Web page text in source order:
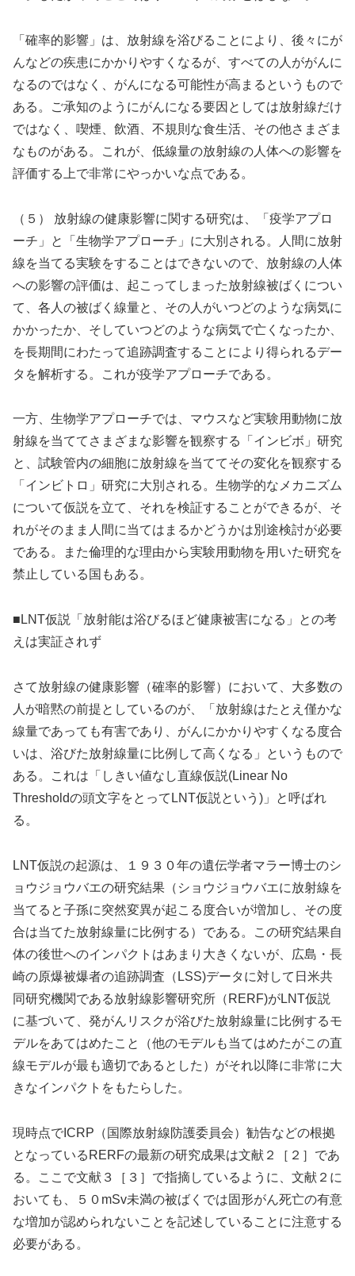
「確率的影響」は、放射線を浴びることにより、後々にが
んなどの疾患にかかりやすくなるが、すべての人ががんに
なるのではなく、がんになる可能性が高まるというもので
ある。ご承知のようにがんになる要因としては放射線だけ
ではなく、喫煙、飲酒、不規則な食生活、その他さまざま
なものがある。これが、低線量の放射線の人体への影響を
評価する上で非常にやっかいな点である。
（５） 放射線の健康影響に関する研究は、「疫学アプロ
ーチ」と「生物学アプローチ」に大別される。人間に放射
線を当てる実験をすることはできないので、放射線の人体
への影響の評価は、起こってしまった放射線被ばくについ
て、各人の被ばく線量と、その人がいつどのような病気に
かかったか、そしていつどのような病気で亡くなったか、
を長期間にわたって追跡調査することにより得られるデー
タを解析する。これが疫学アプローチである。
一方、生物学アプローチでは、マウスなど実験用動物に放
射線を当ててさまざまな影響を観察する「インビボ」研究
と、試験管内の細胞に放射線を当ててその変化を観察する
「インビトロ」研究に大別される。生物学的なメカニズム
について仮説を立て、それを検証することができるが、そ
れがそのまま人間に当てはまるかどうかは別途検討が必要
である。また倫理的な理由から実験用動物を用いた研究を
禁止している国もある。
■LNT仮説「放射能は浴びるほど健康被害になる」との考
えは実証されず
さて放射線の健康影響（確率的影響）において、大多数の
人が暗黙の前提としているのが、「放射線はたとえ僅かな
線量であっても有害であり、がんにかかりやすくなる度合
いは、浴びた放射線量に比例して高くなる」というもので
ある。これは「しきい値なし直線仮説(Linear No
Thresholdの頭文字をとってLNT仮説という)」と呼ばれ
る。
LNT仮説の起源は、１９３０年の遺伝学者マラー博士のシ
ョウジョウバエの研究結果（ショウジョウバエに放射線を
当てると子孫に突然変異が起こる度合いが増加し、その度
合は当てた放射線量に比例する）である。この研究結果自
体の後世へのインパクトはあまり大きくないが、広島・長
崎の原爆被爆者の追跡調査（LSS)データに対して日米共
同研究機関である放射線影響研究所（RERF)がLNT仮説
に基づいて、発がんリスクが浴びた放射線量に比例するモ
デルをあてはめたこと（他のモデルも当てはめたがこの直
線モデルが最も適切であるとした）がそれ以降に非常に大
きなインパクトをもたらした。
現時点でICRP（国際放射線防護委員会）勧告などの根拠
となっているRERFの最新の研究成果は文献２［２］であ
る。ここで文献３［３］で指摘しているように、文献２に
おいても、５０mSv未満の被ばくでは固形がん死亡の有意
な増加が認められないことを記述していることに注意する
必要がある。